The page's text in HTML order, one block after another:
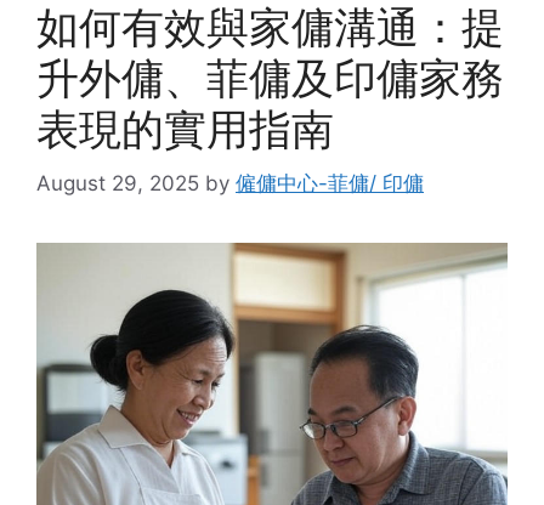
如何有效與家傭溝通：提
升外傭、菲傭及印傭家務
表現的實用指南
August 29, 2025 by 僱傭中心-菲傭/ 印傭